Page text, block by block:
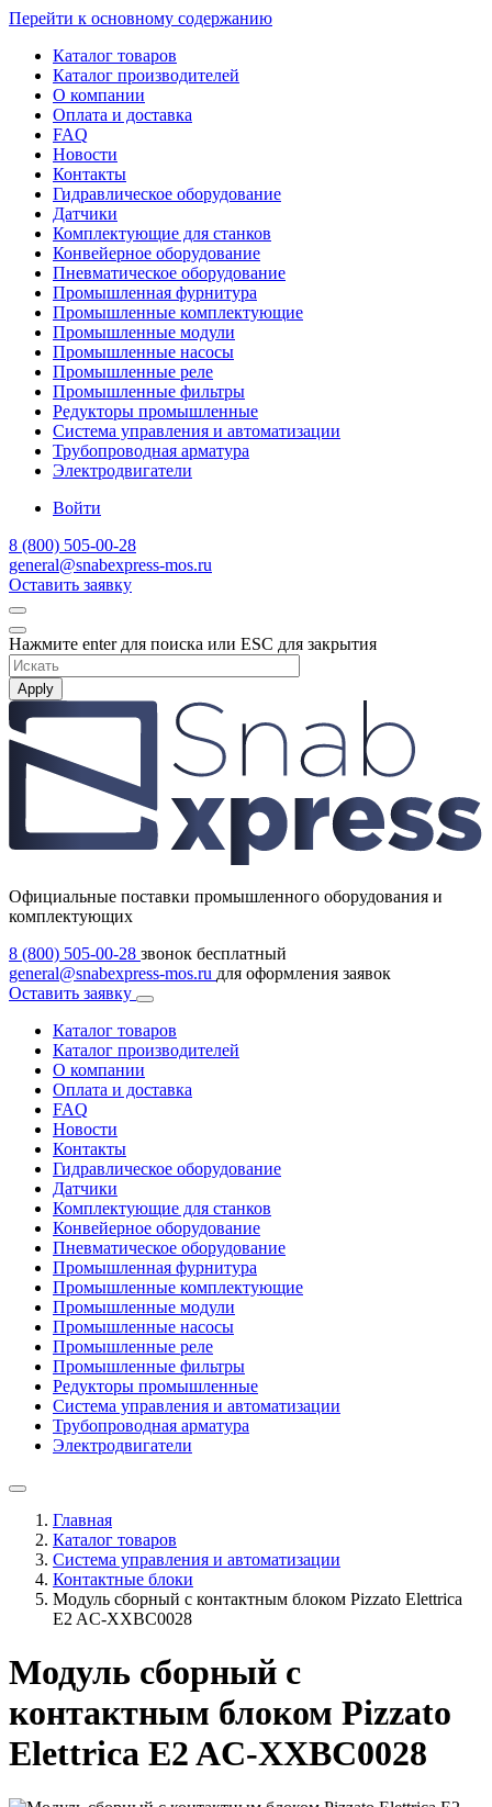
Перейти к основному содержанию
Каталог товаров
Каталог производителей
О компании
Оплата и доставка
FAQ
Новости
Контакты
Гидравлическое оборудование
Датчики
Комплектующие для станков
Конвейерное оборудование
Пневматическое оборудование
Промышленная фурнитура
Промышленные комплектующие
Промышленные модули
Промышленные насосы
Промышленные реле
Промышленные фильтры
Редукторы промышленные
Система управления и автоматизации
Трубопроводная арматура
Электродвигатели
Войти
8 (800) 505-00-28
general@snabexpress-mos.ru
Оставить заявку
Нажмите enter для поиска или ESC для закрытия
Apply
Официальные поставки промышленного оборудования и
комплектующих
8 (800) 505-00-28 звонок бесплатный
general@snabexpress-mos.ru для оформления заявок
Оставить заявку
Каталог товаров
Каталог производителей
О компании
Оплата и доставка
FAQ
Новости
Контакты
Гидравлическое оборудование
Датчики
Комплектующие для станков
Конвейерное оборудование
Пневматическое оборудование
Промышленная фурнитура
Промышленные комплектующие
Промышленные модули
Промышленные насосы
Промышленные реле
Промышленные фильтры
Редукторы промышленные
Система управления и автоматизации
Трубопроводная арматура
Электродвигатели
Главная
Каталог товаров
Система управления и автоматизации
Контактные блоки
Модуль сборный с контактным блоком Pizzato Elettrica
E2 AC-XXBC0028
Модуль сборный с
контактным блоком Pizzato
Elettrica E2 AC-XXBC0028